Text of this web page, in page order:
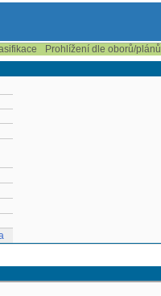
Prohlížení dle oborů/plánů